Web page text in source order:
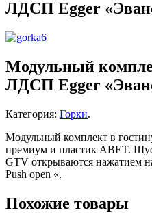
ЛДСП Egger
Модульный
ЛДСП Egger
Категория: Горки.
Модульный комплект в
премиум и пластик ABET.
GTV открываются нажатием
Push open «.
Похожие товары